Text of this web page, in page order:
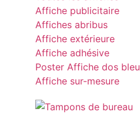
Affiche publicitaire
Affiches abribus
Affiche extérieure
Affiche adhésive
Poster Affiche dos bleu
Affiche sur-mesure